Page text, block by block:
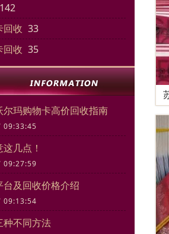
142
回收 33
回收 35
玛购物卡高价回收指南
09:33:45
几点！
09:27:59
及回收价格介绍
09:13:54
种不同方法